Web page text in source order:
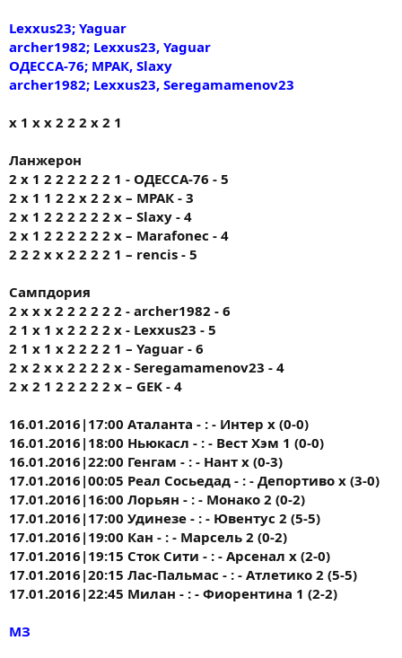
Lexxus23; Yaguar
archer1982; Lexxus23, Yaguar
ОДЕССА-76; МРАК, Slaxy
archer1982; Lexxus23, Seregamamenov23
х 1 х х 2 2 2 х 2 1
Ланжерон
2 х 1 2 2 2 2 2 2 1 - ОДЕССА-76 - 5
2 х 1 1 2 2 х 2 2 х – МРАК - 3
2 х 1 2 2 2 2 2 2 х – Slaxy - 4
2 х 1 2 2 2 2 2 2 х – Marafonec - 4
2 2 2 x x 2 2 2 2 1 – rencis - 5
Сампдория
2 х х х 2 2 2 2 2 2 - archer1982 - 6
2 1 х 1 х 2 2 2 2 х - Lexxus23 - 5
2 1 х 1 х 2 2 2 2 1 – Yaguar - 6
2 х 2 х х 2 2 2 2 х - Seregamamenov23 - 4
2 х 2 1 2 2 2 2 2 х – GEK - 4
16.01.2016|17:00 Аталанта - : - Интер х (0-0)
16.01.2016|18:00 Ньюкасл - : - Вест Хэм 1 (0-0)
16.01.2016|22:00 Генгам - : - Нант х (0-3)
17.01.2016|00:05 Реал Сосьедад - : - Депортиво х (3-0)
17.01.2016|16:00 Лорьян - : - Монако 2 (0-2)
17.01.2016|17:00 Удинезе - : - Ювентус 2 (5-5)
17.01.2016|19:00 Кан - : - Марсель 2 (0-2)
17.01.2016|19:15 Сток Сити - : - Арсенал х (2-0)
17.01.2016|20:15 Лас-Пальмас - : - Атлетико 2 (5-5)
17.01.2016|22:45 Милан - : - Фиорентина 1 (2-2)
МЗ